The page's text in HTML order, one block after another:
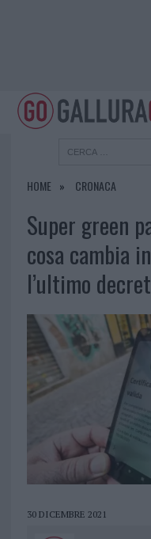
HOME CRONACA
Super green
cosa cambia
l’ultimo
30 DICEMBRE 2021